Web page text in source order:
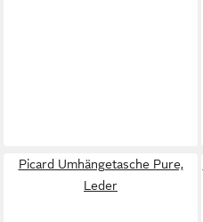
Picard Umhängetasche Pure,
Leder